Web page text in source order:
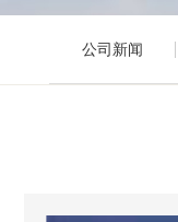
公司新闻